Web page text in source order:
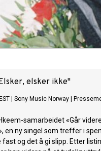
elsker ikke"
Sony Music Norway
samarbeidet «Går
en ny singel som treffer i
og det å gi slipp. Etter